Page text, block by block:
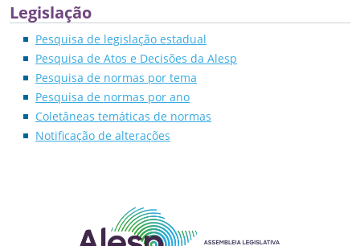
Legislação
Pesquisa de legislação estadual
Pesquisa de Atos e Decisões da Alesp
Pesquisa de normas por tema
Pesquisa de normas por ano
Coletâneas temáticas de normas
Notificação de alterações